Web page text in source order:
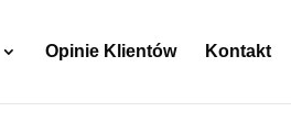
Opinie Klientów Kontakt